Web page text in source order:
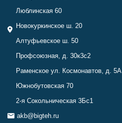
Люблинская 60
Новокуркинское ш. 20
Алтуфьевское ш. 50
Профсоюзная, д. 30к3с2
Раменское ул. Космонавтов, д. 5А
Южнобутовская 70
2-я Сокольническая 3Бс1
akb@bigteh.ru